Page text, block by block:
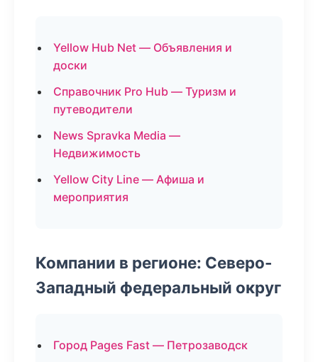
Yellow Hub Net — Объявления и
доски
Справочник Pro Hub — Туризм и
путеводители
News Spravka Media —
Недвижимость
Yellow City Line — Афиша и
мероприятия
Компании в регионе: Северо-
Западный федеральный округ
Город Pages Fast — Петрозаводск